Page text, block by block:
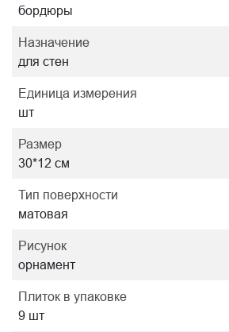
бордюры
Назначение
для стен
Единица измерения
шт
Размер
30*12 см
Тип поверхности
матовая
Рисунок
орнамент
Плиток в упаковке
9 шт